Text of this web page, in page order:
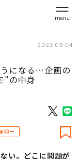
menu
2023.06.04
になる…企画の
"の中身
ロー
い。どこに問題が